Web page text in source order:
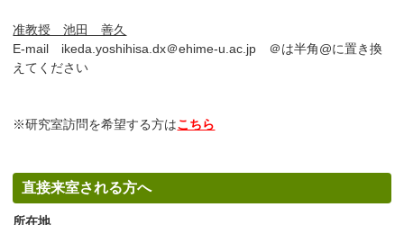
准教授 池田 善久
E-mail ikeda.yoshihisa.dx＠ehime-u.ac.jp ＠は半角@に置き換
えてください
※研究室訪問を希望する方はこちら
直接来室される方へ
所在地